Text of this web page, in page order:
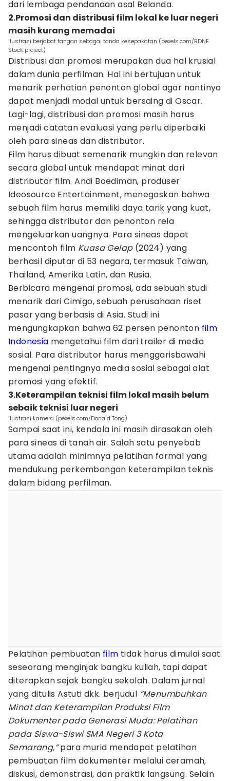
dari lembaga pendanaan asal Belanda.
2.Promosi dan distribusi film lokal ke luar negeri
masih kurang memadai
ilustrasi berjabat tangan sebagai tanda kesepakatan (pexels.com/RDNE
Stock project)
Distribusi dan promosi merupakan dua hal krusial
dalam dunia perfilman. Hal ini bertujuan untuk
menarik perhatian penonton global agar nantinya
dapat menjadi modal untuk bersaing di Oscar.
Lagi-lagi, distribusi dan promosi masih harus
menjadi catatan evaluasi yang perlu diperbaiki
oleh para sineas dan distributor.
Film harus dibuat semenarik mungkin dan relevan
secara global untuk mendapat minat dari
distributor film. Andi Boediman, produser
Ideosource Entertainment, menegaskan bahwa
sebuah film harus memiliki daya tarik yang kuat,
sehingga distributor dan penonton rela
mengeluarkan uangnya. Para sineas dapat
mencontoh film Kuasa Gelap(2024) yang
berhasil diputar di 53 negara, termasuk Taiwan,
Thailand, Amerika Latin, dan Rusia.
Berbicara mengenai promosi, ada sebuah studi
menarik dari Cimigo, sebuah perusahaan riset
pasar yang berbasis di Asia. Studi ini
mengungkapkan bahwa 62 persen penonton film
Indonesia mengetahui film dari trailer di media
sosial. Para distributor harus menggarisbawahi
mengenai pentingnya media sosial sebagai alat
promosi yang efektif.
3.Keterampilan teknisi film lokal masih belum
sebaik teknisi luar negeri
ilustrasi kamera (pexels.com/Donald Tong)
Sampai saat ini, kendala ini masih dirasakan oleh
para sineas di tanah air. Salah satu penyebab
utama adalah minimnya pelatihan formal yang
mendukung perkembangan keterampilan teknis
dalam bidang perfilman.
Pelatihan pembuatan film tidak harus dimulai saat
seseorang menginjak bangku kuliah, tapi dapat
diterapkan sejak bangku sekolah. Dalam jurnal
yang ditulis Astuti dkk. berjudul “Menumbuhkan
Minat dan Keterampilan Produksi Film
Dokumenter pada Generasi Muda: Pelatihan
pada Siswa-Siswi SMA Negeri 3 Kota
Semarang,”para murid mendapat pelatihan
pembuatan film dokumenter melalui ceramah,
diskusi, demonstrasi, dan praktik langsung. Selain